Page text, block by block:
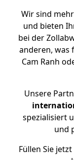
Wir sind
und bieten
bei der
anderen, was
Cam Ranh
Unsere
spezialisiert
und
Füllen Sie